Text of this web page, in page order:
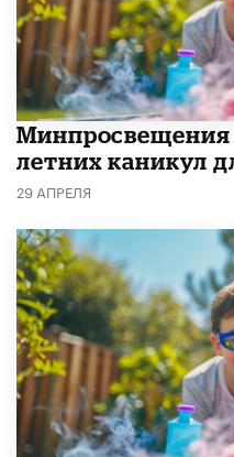
Минпросвещения
летних каникул
29 АПРЕЛЯ